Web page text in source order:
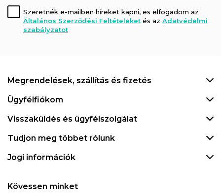
Szeretnék e-mailben híreket kapni, es elfogadom az
Általános Szerződési Feltételeket és az Adatvédelmi
szabályzatot
Megrendelések, szállítás és fizetés
Ügyfélfiókom
Visszaküldés és ügyfélszolgálat
Tudjon meg többet rólunk
Jogi információk
Kövessen minket